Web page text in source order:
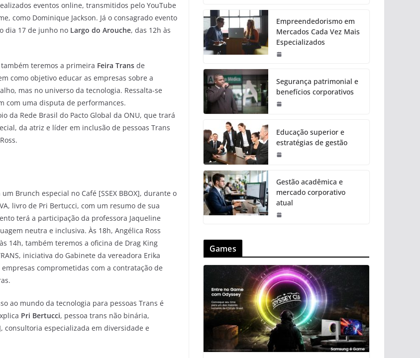
eventos online, transmitidos pelo YouTube
como Dominique Jackson. Já o consagrado evento
dia 17 de junho no Largo do Arouche, das 12h às
teremos a primeira Feira Trans de
como objetivo educar as empresas sobre a
mas no universo da tecnologia. Ressalta-se
com uma disputa de performances.
da Rede Brasil do Pacto Global da ONU, que trará
da atriz e líder em inclusão de pessoas Trans
Brunch especial no Café [SSEX BBOX], durante o
livro de Pri Bertucci, com um resumo de sua
terá a participação da professora Jaqueline
neutra e inclusiva. Às 18h, Angélica Ross
14h, também teremos a oficina de Drag King
iniciativa do Gabinete da vereadora Erika
comprometidas com a contratação de
ao mundo da tecnologia para pessoas Trans é
Pri Bertucci, pessoa trans não binária,
consultoria especializada em diversidade e
Empreendedorismo em
Mercados Cada Vez Mais
Especializados
Segurança patrimonial e
benefícios corporativos
Educação superior e
estratégias de gestão
Gestão acadêmica e
mercado corporativo
atual
Games